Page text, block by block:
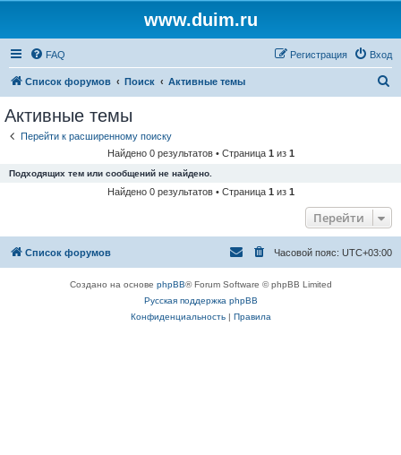
www.duim.ru
FAQ Вход
Регистрация
Список форумов Поиск Активные темы
Активные темы
Перейти к расширенному поиску
Найдено 0 результатов • Страница 1 из 1
Подходящих тем или сообщений не найдено.
Найдено 0 результатов • Страница 1 из 1
Перейти
Список форумов Часовой пояс: UTC+03:00
Создано на основе phpBB® Forum Software © phpBB Limited
Русская поддержка phpBB
Конфиденциальность| Правила